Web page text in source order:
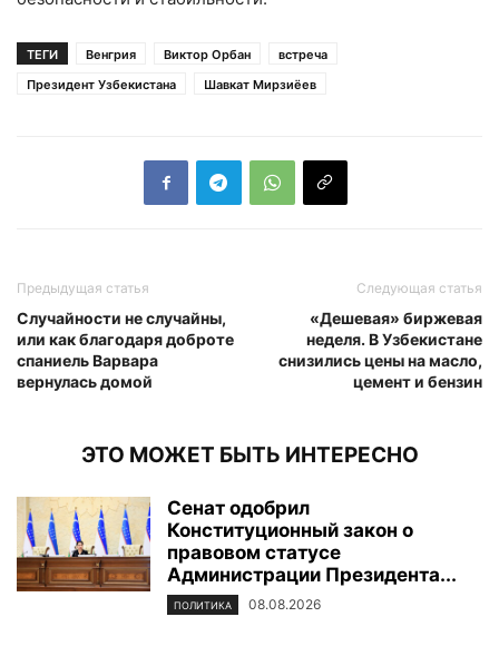
ТЕГИ Венгрия Виктор Орбан
встреча
Президент Узбекистана
Шавкат Мирзиёев
Предыдущая статья
Случайности не случайны,
или как благодаря доброте
спаниель Варвара
вернулась домой
Следующая статья
«Дешевая» биржевая
неделя. В Узбекистане
снизились цены на масло,
цемент и бензин
ЭТО МОЖЕТ БЫТЬ ИНТЕРЕСНО
Сенат одобрил
Конституционный закон о
правовом статусе
Администрации Президента...
ПОЛИТИКА 08.08.2026